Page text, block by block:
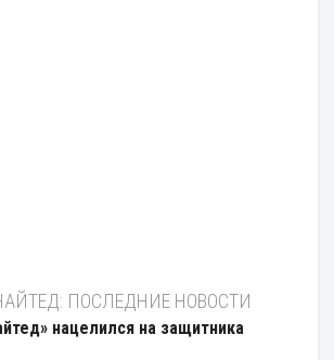
ПОСЛЕДНИЕ НОВОСТИ
нацелился на защитника